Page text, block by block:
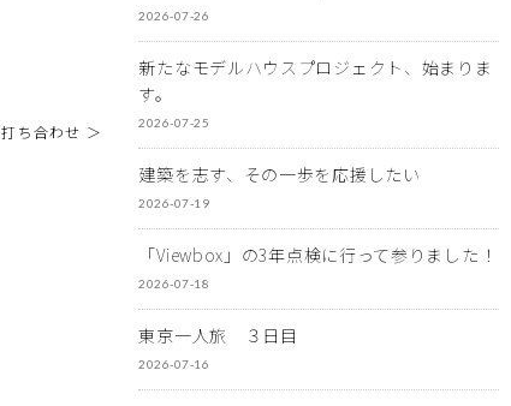
打ち合わせ ＞
2026-07-26
新たなモデルハウスプロジェクト、始まりま
す。
2026-07-25
建築を志す、その一歩を応援したい
2026-07-19
「Viewbox」の3年点検に行って参りました！
2026-07-18
東京一人旅 ３日目
2026-07-16